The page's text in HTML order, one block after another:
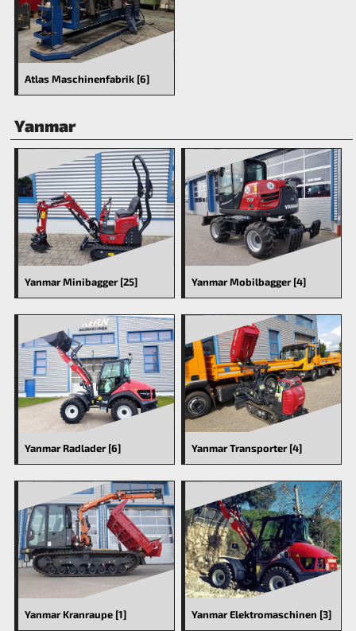
Atlas Maschinenfabrik [6]
Yanmar
Yanmar Minibagger [25] Yanmar Mobilbagger [4]
Yanmar Radlader [6] Yanmar Transporter [4]
Yanmar Kranraupe [1] Yanmar Elektromaschinen [3]